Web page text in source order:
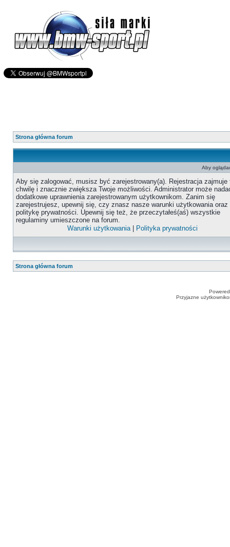
Strona główna forum
Aby
Aby się zalogować, musisz być zarejestrowany(a). Rejestracja zajmuje
chwilę i znacznie zwiększa Twoje możliwości. Administrator może
dodatkowe uprawnienia zarejestrowanym użytkownikom. Zanim się
zarejestrujesz, upewnij się, czy znasz nasze warunki użytkowania oraz
politykę prywatności. Upewnij się też, że przeczytałeś(aś) wszystkie
regulaminy umieszczone na forum.
Warunki użytkowania| Polityka prywatności
Strona główna forum
Przyjazne